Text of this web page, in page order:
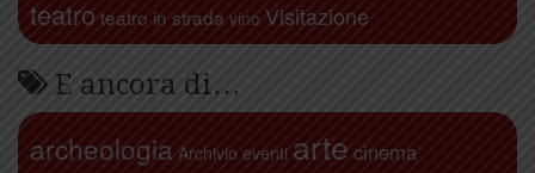
teatro teatro in strada vino Visitazione
E ancora di…
archeologia Archivio eventi arte cinema